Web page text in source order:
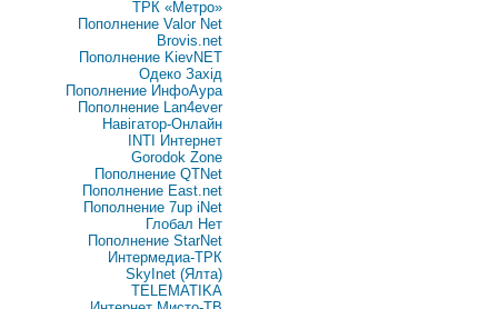
ТРК «Метро»
Пополнение Valor Net
Brovis.net
Пополнение KievNET
Одеко Захід
Пополнение ИнфоАура
Пополнение Lan4ever
Навігатор-Онлайн
INTI Интернет
Gorodok Zone
Пополнение QTNet
Пополнение East.net
Пополнение 7up iNet
Глобал Нет
Пополнение StarNet
Интермедиа-ТРК
SkyInet (Ялта)
TELEMATIKA